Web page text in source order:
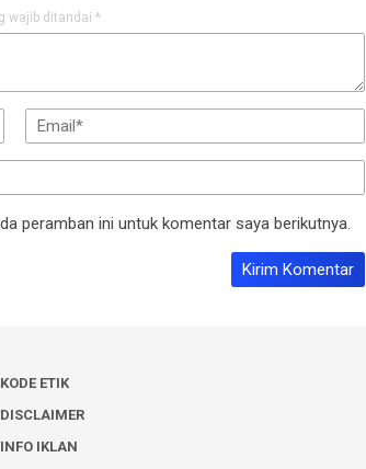
wajib ditandai *
peramban ini untuk komentar saya berikutnya.
KODE ETIK
DISCLAIMER
INFO IKLAN